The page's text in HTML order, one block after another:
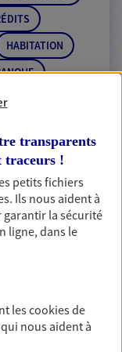
HABITATION
Passer les
résultats
transparents
traceurs !
petits fichiers
. Ils nous aident à
la sécurité
ligne, dans le
lescookiesde
nous aident à